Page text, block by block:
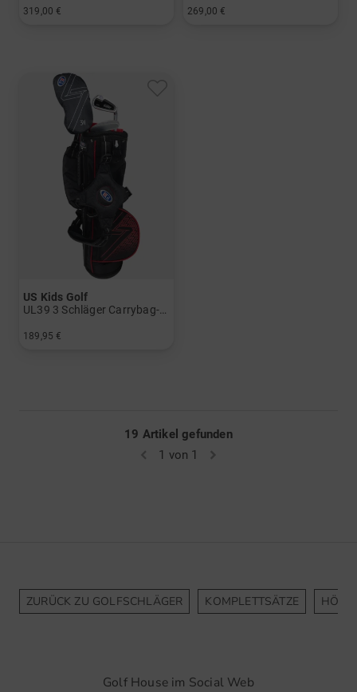
319,00 € 269,00 €
US Kids Golf
189,95 €
19 Artikel gefunden
1 von 1
ZURÜCK ZU GOLFSCHLÄGER KOMPLETTSÄTZE
Golf House im Social Web